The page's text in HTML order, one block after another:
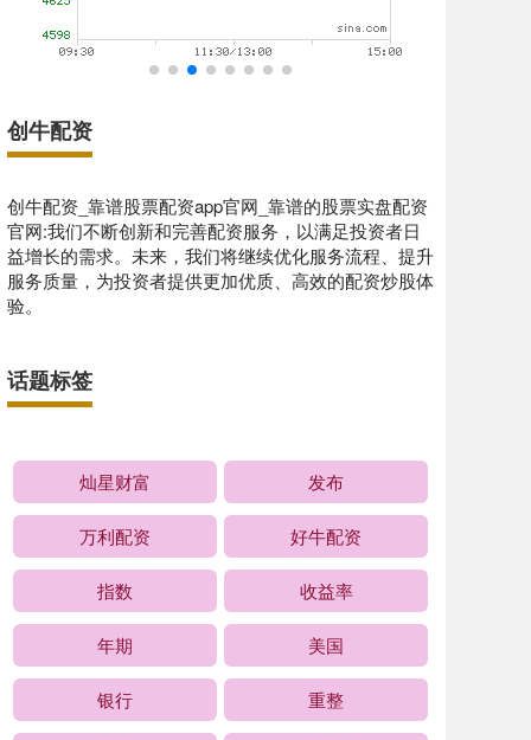
创牛配资
创牛配资_靠谱股票配资app官网_靠谱的股票实盘配资
官网:我们不断创新和完善配资服务，以满足投资者日
益增长的需求。未来，我们将继续优化服务流程、提升
服务质量，为投资者提供更加优质、高效的配资炒股体
验。
话题标签
灿星财富 发布
万利配资 好牛配资
指数 收益率
年期 美国
银行 重整